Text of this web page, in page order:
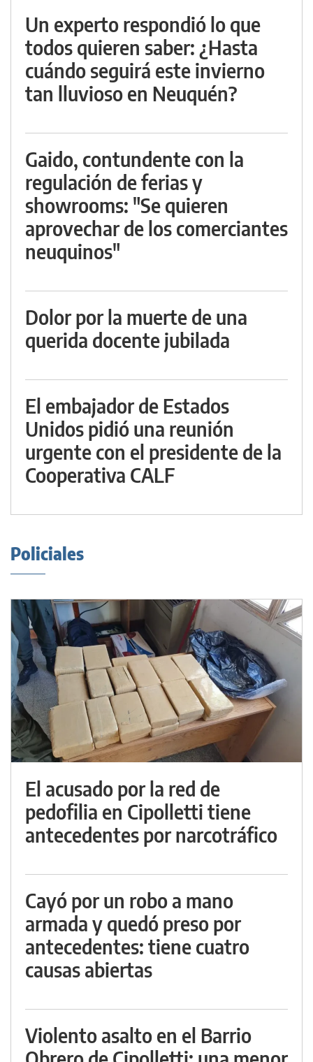
Un experto respondió lo que
todos quieren saber: ¿Hasta
cuándo seguirá este invierno
tan lluvioso en Neuquén?
Gaido, contundente con la
regulación de ferias y
showrooms: "Se quieren
aprovechar de los comerciantes
neuquinos"
Dolor por la muerte de una
querida docente jubilada
El embajador de Estados
Unidos pidió una reunión
urgente con el presidente de la
Cooperativa CALF
Policiales
El acusado por la red de
pedofilia en Cipolletti tiene
antecedentes por narcotráfico
Cayó por un robo a mano
armada y quedó preso por
antecedentes: tiene cuatro
causas abiertas
Violento asalto en el Barrio